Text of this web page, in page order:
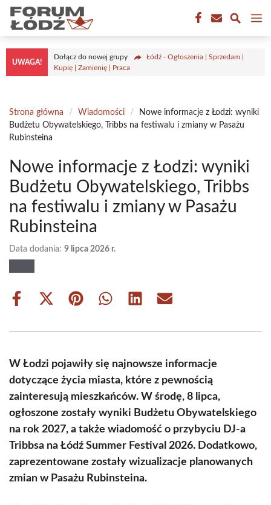
Przejdź
treści
UWAGA!
Dołącz do nowej grupy
Łódź - Ogłoszenia | Sprzedam |
Kupię | Zamienię | Praca
Strona główna / Wiadomości /
Nowe informacje z Łodzi: wyniki
Budżetu Obywatelskiego, Tribbs na festiwalu i zmiany w Pasażu
Rubinsteina
Nowe informacje z Łodzi: wyniki
Budżetu Obywatelskiego, Tribbs
na festiwalu i zmiany w Pasażu
Rubinsteina
Data dodania: 9 lipca 2026 r.
Share
Share
(Twitter)
Share Share Share Share
W Łodzi pojawiły się najnowsze informacje
dotyczące życia miasta, które z pewnością
zainteresują mieszkańców. W środę, 8 lipca,
ogłoszone zostały wyniki Budżetu Obywatelskiego
na rok 2027, a także wiadomość o przybyciu DJ-a
Tribbsa na Łódź Summer Festival 2026. Dodatkowo,
zaprezentowane zostały wizualizacje planowanych
zmian w Pasażu Rubinsteina.